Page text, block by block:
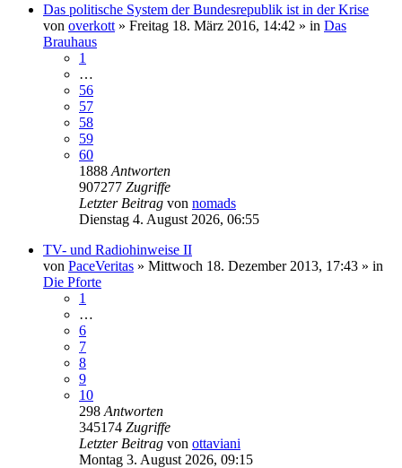
Das politische System der Bundesrepublik ist in der Krise
von overkott » Freitag 18. März 2016, 14:42 » in Das
Brauhaus
1
…
56
57
58
59
60
1888 Antworten
907277 Zugriffe
Letzter Beitrag von nomads
Dienstag 4. August 2026, 06:55
TV- und Radiohinweise II
von PaceVeritas » Mittwoch 18. Dezember 2013, 17:43 » in
Die Pforte
1
…
6
7
8
9
10
298 Antworten
345174 Zugriffe
Letzter Beitrag von ottaviani
Montag 3. August 2026, 09:15